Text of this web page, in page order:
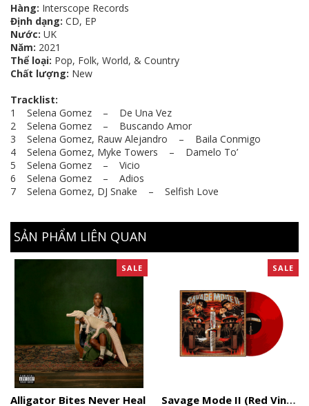
Hàng: Interscope Records
Định dạng: CD, EP
Nước: UK
Năm: 2021
Thể loại: Pop, Folk, World, & Country
Chất lượng: New
Tracklist:
1 Selena Gomez – De Una Vez
2 Selena Gomez – Buscando Amor
3 Selena Gomez, Rauw Alejandro – Baila Conmigo
4 Selena Gomez, Myke Towers – Damelo To’
5 Selena Gomez – Vicio
6 Selena Gomez – Adios
7 Selena Gomez, DJ Snake – Selfish Love
SẢN PHẨM LIÊN QUAN
SALE
Alligator Bites Never Heal
SALE
Savage Mode II (Red Vinyl)